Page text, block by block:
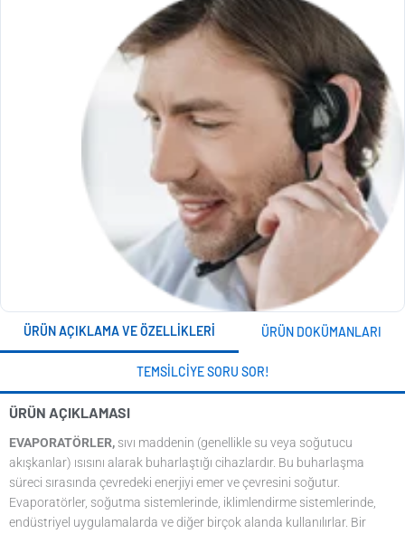
ÜRÜN AÇIKLAMA VE ÖZELLIKLERI ÜRÜN DOKÜMANLARI
TEMSILCIYE SORU SOR!
ÜRÜN AÇIKLAMASI
EVAPORATÖRLER, sıvı maddenin (genellikle su veya soğutucu
akışkanlar) ısısını alarak buharlaştığı cihazlardır. Bu buharlaşma
süreci sırasında çevredeki enerjiyi emer ve çevresini soğutur.
Evaporatörler, soğutma sistemlerinde, iklimlendirme sistemlerinde,
endüstriyel uygulamalarda ve diğer birçok alanda kullanılırlar. Bir